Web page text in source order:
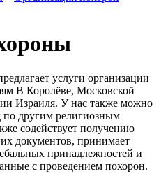
услуги организации
В Королёве, Московской
Израиля. У нас также можно
по другим религиозным
содействует получению
документов, принимает
принадлежностей и
с проведением похорон.